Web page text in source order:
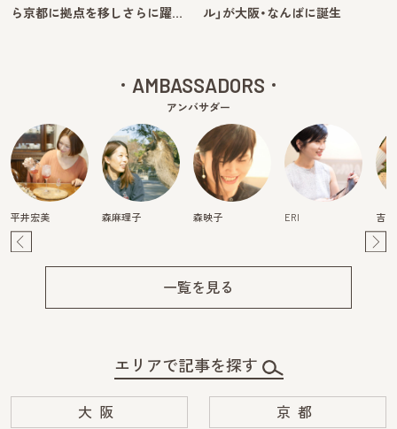
ら京都に拠点を移しさらに躍…
ル」が大阪・なんばに誕生
AMBASSADORS
アンバサダー
平井宏美 森麻理子 森映子 ERI 吉
一覧を見る
エリアで記事を探す
大阪 京都